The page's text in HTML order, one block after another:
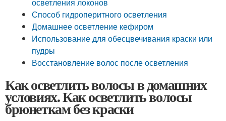
Способ гидроперитного осветления
Домашнее осветление кефиром
Использование для обесцвечивания краски или
пудры
Восстановление волос после осветления
Как осветлить волосы в домашних
условиях. Как осветлить волосы
брюнеткам без краски